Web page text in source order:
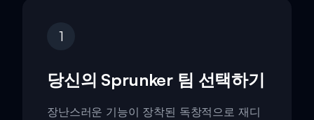
1
당신의 Sprunker 팀 선택하기
장난스러운 기능이 장착된 독창적으로 재디